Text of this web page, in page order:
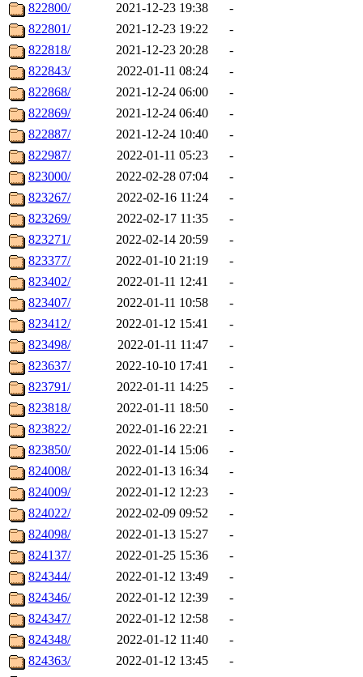
822800/
2021-12-23 19:38
-
822801/
2021-12-23 19:22
-
822818/
2021-12-23 20:28
-
822843/
2022-01-11 08:24
-
822868/
2021-12-24 06:00
-
822869/
2021-12-24 06:40
-
822887/
2021-12-24 10:40
-
822987/
2022-01-11 05:23
-
823000/
2022-02-28 07:04
-
823267/
2022-02-16 11:24
-
823269/
2022-02-17 11:35
-
823271/
2022-02-14 20:59
-
823377/
2022-01-10 21:19
-
823402/
2022-01-11 12:41
-
823407/
2022-01-11 10:58
-
823412/
2022-01-12 15:41
-
823498/
2022-01-11 11:47
-
823637/
2022-10-10 17:41
-
823791/
2022-01-11 14:25
-
823818/
2022-01-11 18:50
-
823822/
2022-01-16 22:21
-
823850/
2022-01-14 15:06
-
824008/
2022-01-13 16:34
-
824009/
2022-01-12 12:23
-
824022/
2022-02-09 09:52
-
824098/
2022-01-13 15:27
-
824137/
2022-01-25 15:36
-
824344/
2022-01-12 13:49
-
824346/
2022-01-12 12:39
-
824347/
2022-01-12 12:58
-
824348/
2022-01-12 11:40
-
824363/
2022-01-12 13:45
-